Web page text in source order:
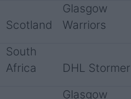
Scotland
Glasgow
Warriors
South
Africa
DHL
Glasgow